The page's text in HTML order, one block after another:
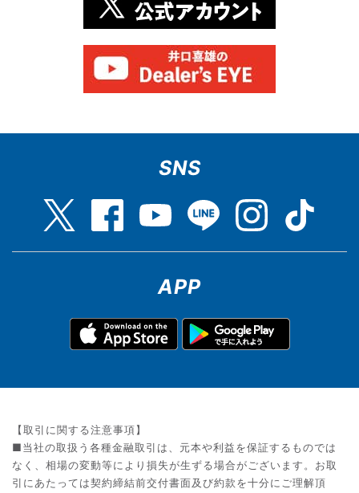
SNS
APP
【取引に関する注意事項】
■当社の取扱う各種金融取引は、元本や利益を保証するものでは
なく、相場の変動等により損失が生ずる場合がございます。お取
引にあたっては契約締結前交付書面及び約款を十分にご理解頂